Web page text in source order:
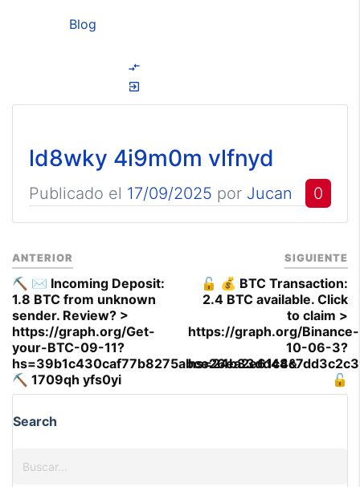
Blog
compare_arrows
exit_to_app
ld8wky 4i9m0m vlfnyd
Publicado el 17/09/2025 por Jucan 0
ANTERIOR
⛏ ✉️ Incoming Deposit:
1.8 BTC from unknown
sender. Review? >
https://graph.org/Get-
your-BTC-09-11?
hs=39b1c430caf77b8275abce26ea2e61c4&
⛏ 1709qh yfs0yi
SIGUIENTE
🔓 💰 BTC Transaction:
2.4 BTC available. Click
to claim >
https://graph.org/Binance-
10-06-3?
🔓
Search